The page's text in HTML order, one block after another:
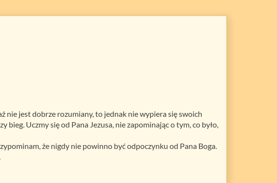
nie jest dobrze rozumiany, to jednak nie wypiera się swoich
Uczmy się od Pana Jezusa, nie zapominając o tym, co było,
że nigdy nie powinno być odpoczynku od Pana Boga.